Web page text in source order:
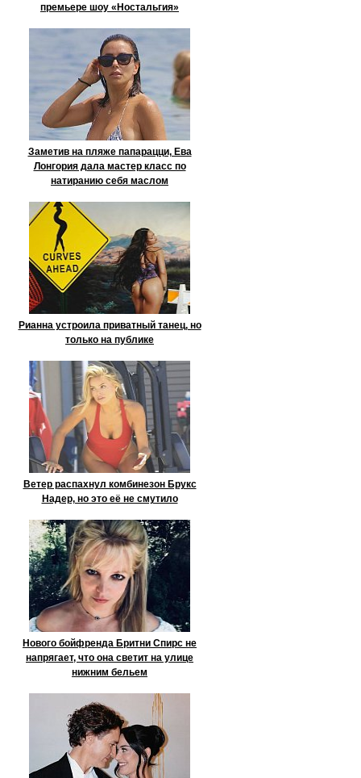
премьере шоу «Ностальгия»
Заметив на пляже папарацци, Ева
Лонгория дала мастер класс по
натиранию себя маслом
Рианна устроила приватный танец, но
только на публике
Ветер распахнул комбинезон Брукс
Надер, но это её не смутило
Нового бойфренда Бритни Спирс не
напрягает, что она светит на улице
нижним бельем